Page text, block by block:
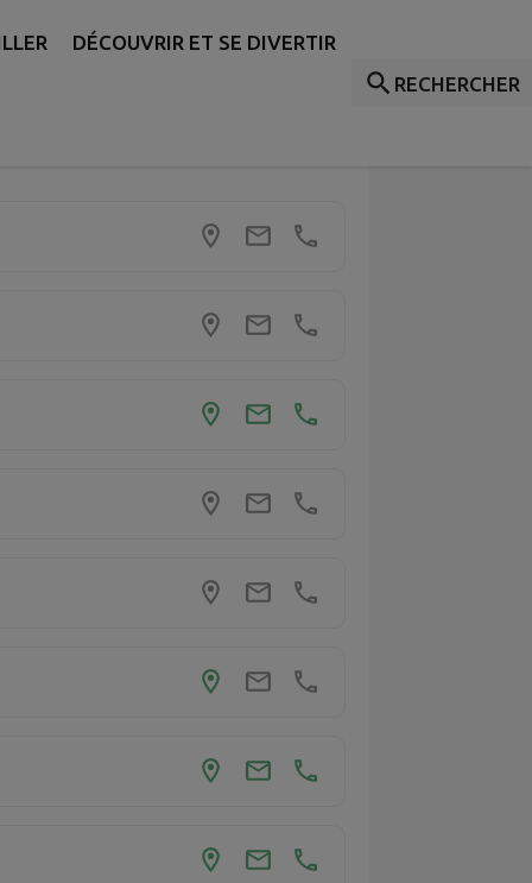
DÉCOUVRIR ET SE DIVERTIR
RECHERCHER